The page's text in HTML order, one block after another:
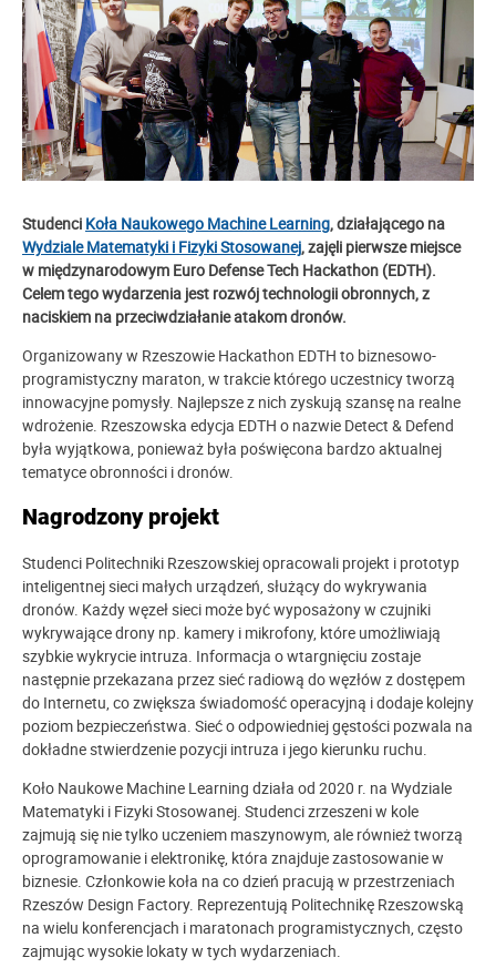
Studenci Koła Naukowego Machine Learning, działającego na
Wydziale Matematyki i Fizyki Stosowanej, zajęli pierwsze miejsce
w międzynarodowym Euro Defense Tech Hackathon (EDTH).
Celem tego wydarzenia jest rozwój technologii obronnych, z
naciskiem na przeciwdziałanie atakom dronów.
Organizowany w Rzeszowie Hackathon EDTH to biznesowo-
programistyczny maraton, w trakcie którego uczestnicy tworzą
innowacyjne pomysły. Najlepsze z nich zyskują szansę na realne
wdrożenie. Rzeszowska edycja EDTH o nazwie Detect & Defend
była wyjątkowa, ponieważ była poświęcona bardzo aktualnej
tematyce obronności i dronów.
Nagrodzony projekt
Studenci Politechniki Rzeszowskiej opracowali projekt i prototyp
inteligentnej sieci małych urządzeń, służący do wykrywania
dronów. Każdy węzeł sieci może być wyposażony w czujniki
wykrywające drony np. kamery i mikrofony, które umożliwiają
szybkie wykrycie intruza. Informacja o wtargnięciu zostaje
następnie przekazana przez sieć radiową do węzłów z dostępem
do Internetu, co zwiększa świadomość operacyjną i dodaje kolejny
poziom bezpieczeństwa. Sieć o odpowiedniej gęstości pozwala na
dokładne stwierdzenie pozycji intruza i jego kierunku ruchu.
Koło Naukowe Machine Learning działa od 2020 r. na Wydziale
Matematyki i Fizyki Stosowanej. Studenci zrzeszeni w kole
zajmują się nie tylko uczeniem maszynowym, ale również tworzą
oprogramowanie i elektronikę, która znajduje zastosowanie w
biznesie. Członkowie koła na co dzień pracują w przestrzeniach
Rzeszów Design Factory. Reprezentują Politechnikę Rzeszowską
na wielu konferencjach i maratonach programistycznych, często
zajmując wysokie lokaty w tych wydarzeniach.